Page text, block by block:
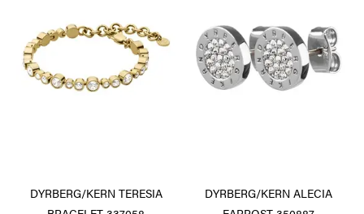
DYRBERG/KERN TERESIA
DYRBERG/KERN ALECIA